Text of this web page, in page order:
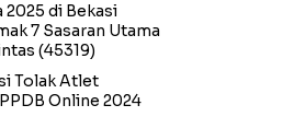
2025 di Bekasi
7 Sasaran Utama
(45319)
Tolak Atlet
Online 2024